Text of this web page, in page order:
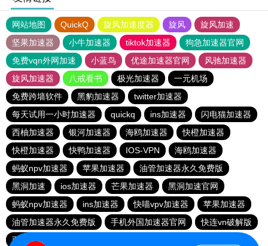
网站地图 QuickQ 旋风加速度器 旋风
旋风加速
坚果加速器
小牛加速器 tiktok加速器
狗急加速器官网
免费vqn外网加速
小蓝鸟 优途加速器官网
风驰加速器
旋风加速器
八戒看书 极光加速器
一元机场
免费跨墙软件
黑豹加速器
twitter加速器
每天试用一小时加速器
quickq ins加速器
闪电猫加速器
西柚加速器
银河加速器 海鸥加速器
快橙加速器
快橙加速器
快鸭加速器 IOS-VPN
海鸥加速器
蚂蚁npv加速器
苹果加速器
油管加速器永久免费版
黑洞加速
ios加速器 芒果加速器
黑洞加速官网
蚂蚁npv加速器
ins加速器 快喵vpv加速器
苹果加速器
油管加速器永久免费版
手机外国加速器官网
快连vn破解版
西柚加速器